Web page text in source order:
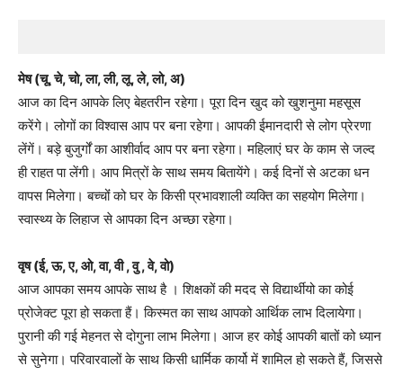
मेष (चू, चे, चो, ला, ली, लू, ले, लो, अ)
आज का दिन आपके लिए बेहतरीन रहेगा। पूरा दिन खुद को खुशनुमा महसूस
करेंगे। लोगों का विश्वास आप पर बना रहेगा। आपकी ईमानदारी से लोग प्रेरणा
लेंगें। बड़े बुजुर्गों का आशीर्वाद आप पर बना रहेगा। महिलाएं घर के काम से जल्द
ही राहत पा लेंगी। आप मित्रों के साथ समय बितायेंगे। कई दिनों से अटका धन
वापस मिलेगा। बच्चोंं को घर के किसी प्रभावशाली व्यक्ति का सहयोग मिलेगा।
स्वास्थ्य के लिहाज से आपका दिन अच्छा रहेगा।
वृष (ई, ऊ, ए, ओ, वा, वी , वु , वे, वो)
आज आपका समय आपके साथ है । शिक्षकों की मदद से विद्यार्थीयो का कोई
प्रोजेक्ट पूरा हो सकता हैं। किस्मत का साथ आपको आर्थिक लाभ दिलायेगा।
पुरानी की गई मेहनत से दोगुना लाभ मिलेगा। आज हर कोई आपकी बातों को ध्यान
से सुनेगा। परिवारवालों के साथ किसी धार्मिक कार्यो में शामिल हो सकते हैं, जिससे